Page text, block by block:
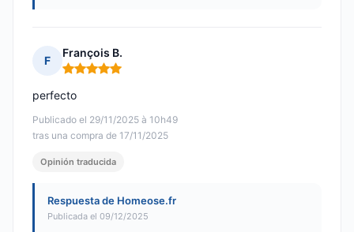
F
François B.
Nota: 5 de 5
Publicado el 29/11/2025 à 10h49
tras una compra de 17/11/2025
perfecto
Opinión traducida
Respuesta de Homeose.fr
Publicada el 09/12/2025